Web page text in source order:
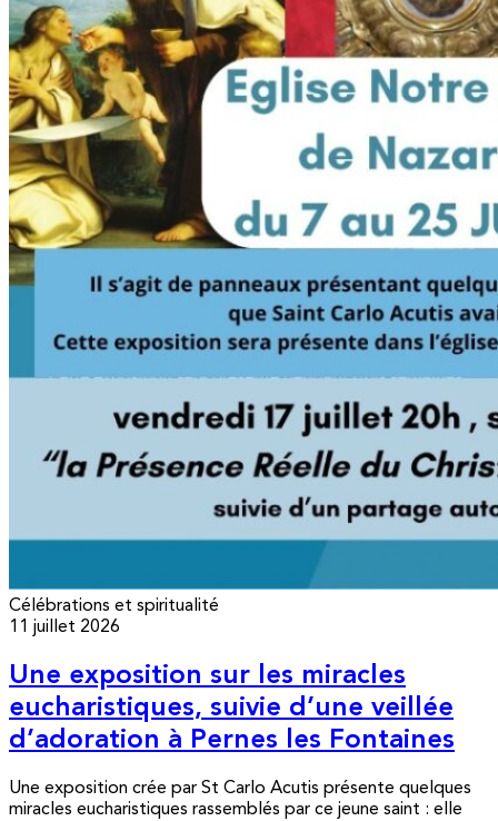
Célébrations et spiritualité
11 juillet 2026
Une exposition sur les miracles
eucharistiques, suivie d’une veillée
d’adoration à Pernes les Fontaines
Une exposition crée par St Carlo Acutis présente quelques
miracles eucharistiques rassemblés par ce jeune saint : elle